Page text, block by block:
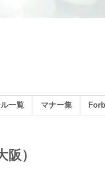
一覧 マナー集
）